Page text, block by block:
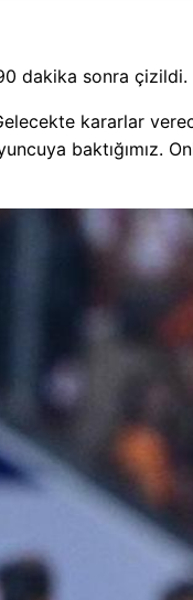
dakika sonra çizildi.
kararlar
baktığımız.